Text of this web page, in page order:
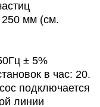
мм (см.
± 5%
в час: 20.
подключается
линии